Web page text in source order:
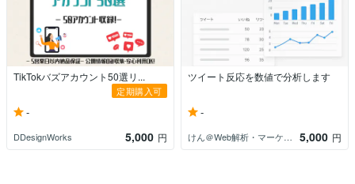
TikTokバズアカウント50選リ...
定期購入可
-
DDesignWorks 5,000 円
ツイート反応を数値で分析します
-
けん＠Web解析・マーケティング 5,000 円